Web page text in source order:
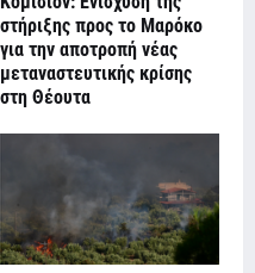
στήριξης προς το Μαρόκο
για την αποτροπή νέας
μεταναστευτικής κρίσης
στη Θέουτα